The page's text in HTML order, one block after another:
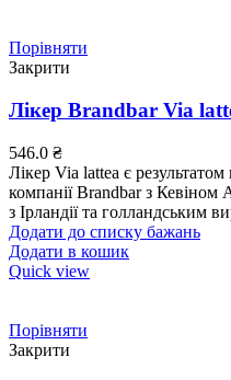
Порівняти
Закрити
Лікер Brandbar Via
546.0 ₴
Лікер Via lattea є
компанії Brandbar з
з Ірландії та голландським
Додати до списку бажань
Додати в кошик
Quick view
Порівняти
Закрити